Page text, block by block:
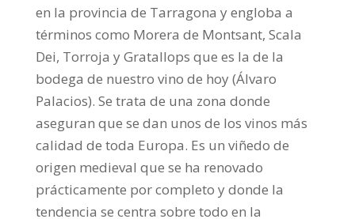
en la provincia de Tarragona y engloba a
términos como Morera de Montsant, Scala
Dei, Torroja y Gratallops que es la de la
bodega de nuestro vino de hoy (Álvaro
Palacios). Se trata de una zona donde
aseguran que se dan unos de los vinos más
calidad de toda Europa. Es un viñedo de
origen medieval que se ha renovado
prácticamente por completo y donde la
tendencia se centra sobre todo en la